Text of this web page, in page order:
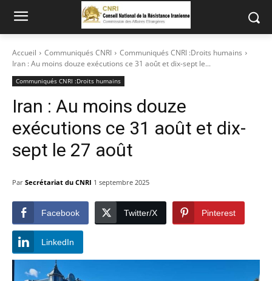
Accueil Communiqués CNRI
Communiqués CNRI :Droits humains
Iran : Au moins douze exécutions ce 31 août et dix-sept le...
Communiqués CNRI :Droits humains
Iran : Au moins douze
exécutions ce 31 août et dix-
sept le 27 août
Par Secrétariat du CNRI 1 septembre 2025
Facebook Twitter/X Pinterest
LinkedIn